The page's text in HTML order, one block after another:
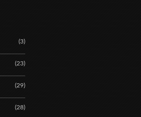
(3)
(23)
(29)
(28)